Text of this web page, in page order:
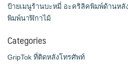
ป้ายเมนูร้านบะหมี่ อะคริลิคพิมพ์ด้านหลัง
พิมพ์นาฬิกาไม้
Categories
GripTok ที่ติดหลังโทรศัพท์